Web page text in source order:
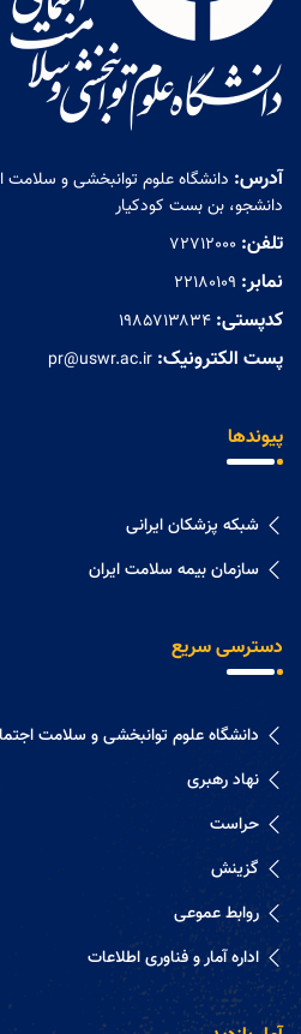
آدرس: دانشگاه علوم توانبخشی و سلامت
دانشجو، بن بست کودکیار
تلفن: 72712000
نمابر: ۲۲۱۸۰۱۰۹
کدپستی: ۱۹۸۵۷۱۳۸۳۴
پست الکترونیک: pr@uswr.ac.ir
پیوندها
شبکه پزشکان ایرانی
سازمان بیمه سلامت ایران
دسترسی سریع
دانشگاه علوم توانبخشی و سلامت
نهاد رهبری
حراست
گزینش
روابط عموعی
اداره آمار و فناوری اطلاعات